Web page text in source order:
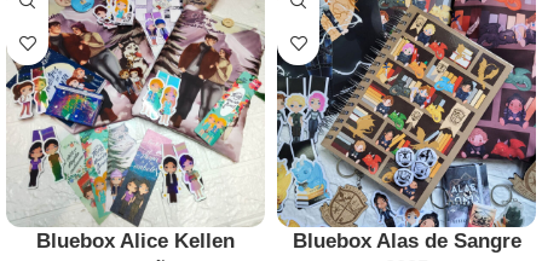
Bluebox Alice Kellen
Bluebox Alas de Sangre